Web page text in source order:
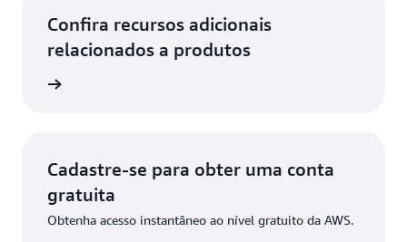
Confira recursos adicionais
relacionados a produtos
Cadastre-se para obter uma conta
gratuita
Obtenha acesso instantâneo ao nível gratuito da AWS.